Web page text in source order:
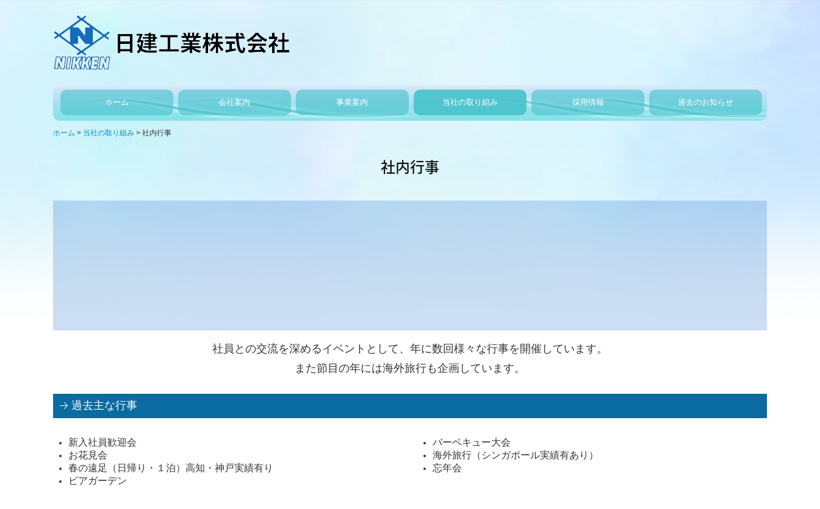
ホーム 会社案内 事業案内 当社の取り組み 採用情報 過去のお知らせ
ホーム 当社の取り組み 社内行事
社内行事
社員との交流を深めるイベントとして、年に数回様々な行事を開催しています。
また節目の年には海外旅行も企画しています。
過去主な行事
新入社員歓迎会
お花見会
春の遠足（日帰り・１泊）高知・神戸実績有り
ビアガーデン
バーベキュー大会
海外旅行（シンガポール実績有あり）
忘年会